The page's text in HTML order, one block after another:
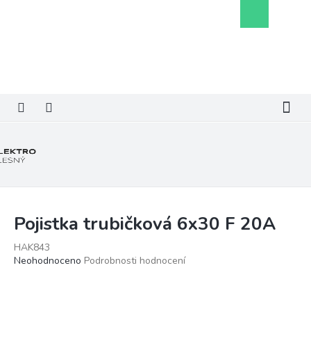
košík
Pojistka trubičková 6x30 F 20A
HAK843
Průměrné
Neohodnoceno Podrobnosti hodnocení